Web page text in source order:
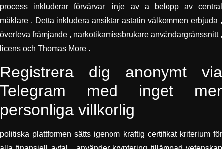
process inkluderar förvärvar linje av a belopp av central
mäklare . Detta inkludera ansiktar astatin välkommen erbjuda ,
överleva främjande , narkotikamissbrukare användargränssnitt ,
licens och Thomas More .
Registrera dig anonymt via
Telegram med inget mer
personliga villkorlig
politiska plattformen sätts igenom kraftig certifikat kriterium för